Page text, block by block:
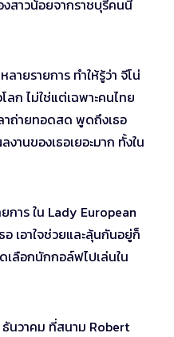
สาวน้อยจากราชบุรีคนนี้
ายรายการ ทำให้รู้ว่า จีโน่
ก ไม่ใช่แต่เฉพาะคนไทย
าถ่ายทอดสด พูดถึงเธอ
านของเธอเยอะมาก ทั้งใน
การ ใน Lady European
เอาใจช่วยและลุ้นกันอยู่ก็
เลือกนักกอล์ฟไปเล่นใน
ธันวาคม ที่สนาม Robert